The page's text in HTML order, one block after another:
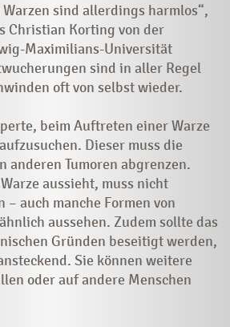
sind allerdings harmlos“,
Christian Korting von der
Maximilians-Universität
sind in aller Regel
oft von selbst wieder.
beim Auftreten einer Warze
Dieser muss die
anderen Tumoren abgrenzen.
aussieht, muss nicht
auch manche Formen von
aussehen. Zudem sollte das
Gründen beseitigt werden,
Sie können weitere
oder auf andere Menschen